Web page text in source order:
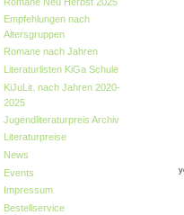
Empfehlungen nach
Altersgruppen
Romane nach Jahren
Literaturlisten KiGa Schule
KiJuLit. nach Jahren 2020-
2025
Jugendliteraturpreis Archiv
Literaturpreise
News
Events
Impressum
Bestellservice